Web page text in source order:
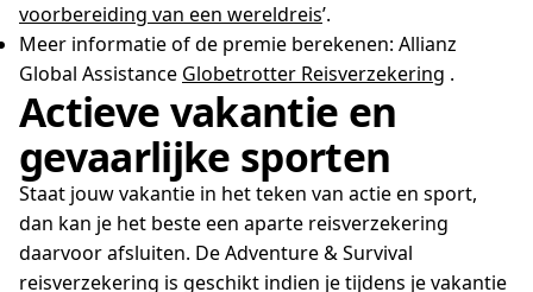
voorbereiding van een wereldreis’.
Meer informatie of de premie berekenen: Allianz
Global Assistance Globetrotter Reisverzekering .
Actieve vakantie en
gevaarlijke sporten
Staat jouw vakantie in het teken van actie en sport,
dan kan je het beste een aparte reisverzekering
daarvoor afsluiten. De Adventure & Survival
reisverzekering is geschikt indien je tijdens je vakantie